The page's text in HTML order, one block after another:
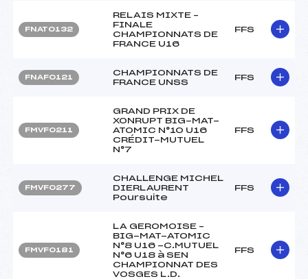
FNAT0132
RELAIS MIXTE –
FINALE
CHAMPIONNATS DE
FRANCE U16
FFS
FNAF0121
CHAMPIONNATS DE
FRANCE UNSS
FFS
FMVF0211
GRAND PRIX DE
XONRUPT BIG-MAT-
ATOMIC N°10 U16
CRÉDIT-MUTUEL
N°7
FFS
FMVF0277
CHALLENGE MICHEL
DIERLAURENT
Poursuite
FFS
FMVF0181
LA GEROMOISE –
BIG-MAT-ATOMIC
N°8 U16 -C.MUTUEL
N°6 U18 à SEN
CHAMPIONNAT DES
VOSGES L.D.
FFS